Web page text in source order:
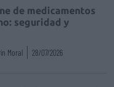
de medicamentos
seguridad y
Moral 28/07/2026